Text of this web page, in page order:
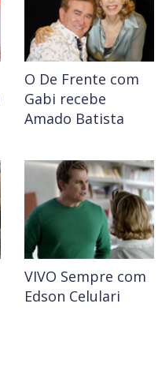
O De Frente com
Gabi recebe
Amado Batista
VIVO Sempre com
Edson Celulari